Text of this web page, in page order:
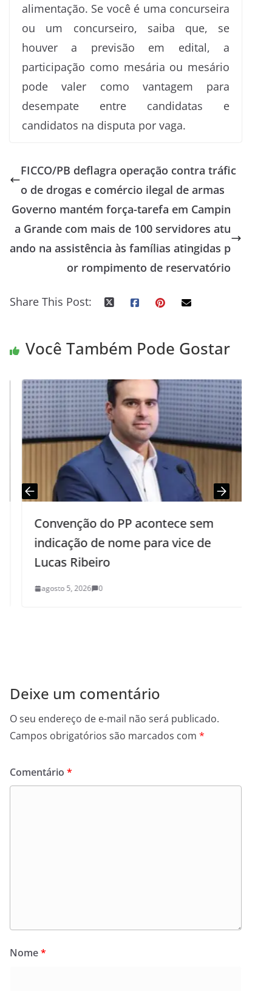
alimentação. Se você é uma concurseira
ou um concurseiro, saiba que, se
houver a previsão em edital, a
participação como mesária ou mesário
pode valer como vantagem para
desempate entre candidatas e
candidatos na disputa por vaga.
FICCO/PB deflagra operação contra tráfic
o de drogas e comércio ilegal de armas
Governo mantém força-tarefa em Campin
a Grande com mais de 100 servidores atu
ando na assistência às famílias atingidas p
or rompimento de reservatório
Share This Post:
Você Também Pode Gostar
Convenção do PP acontece sem
indicação de nome para vice de
Lucas Ribeiro
agosto 5, 2026 0
Deixe um comentário
O seu endereço de e-mail não será publicado.
Campos obrigatórios são marcados com *
Comentário *
Nome*